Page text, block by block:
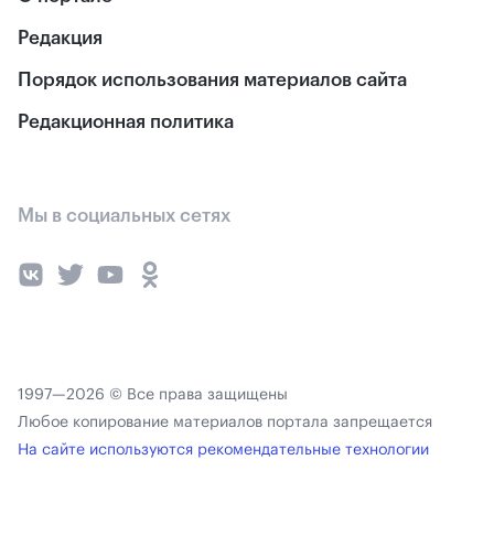
Редакция
Порядок использования материалов сайта
Редакционная политика
Мы в социальных сетях
1997—2026 © Все права защищены
Любое копирование материалов портала запрещается
На сайте используются рекомендательные технологии